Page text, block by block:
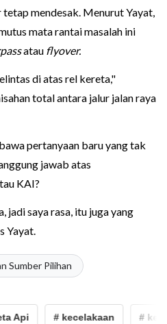
mendesak. Menurut Yayat,
mata rantai masalah ini
atau flyover.
di atas rel kereta,"
total antara jalur jalan raya
pertanyaan baru yang tak
jawab atas
KAI?
jadi saya rasa, itu juga yang
Yayat.
Sumber Pilihan
# kecelakaan # kereta